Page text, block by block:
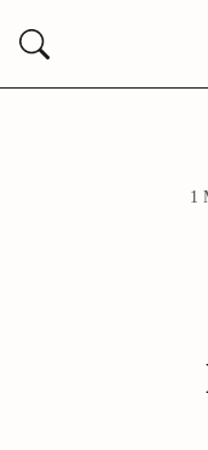
Suchen
1